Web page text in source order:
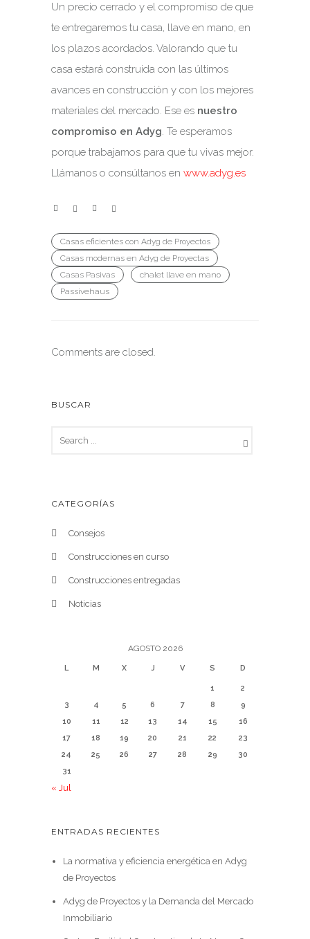
Un precio cerrado y el compromiso de que
te entregaremos tu casa, llave en mano, en
los plazos acordados. Valorando que tu
casa estará construida con las últimos
avances en construcción y con los mejores
materiales del mercado. Ese es nuestro
compromiso en Adyg. Te esperamos
porque trabajamos para que tu vivas mejor.
Llámanos o consúltanos en www.adyg.es
Casas eficientes con Adyg de Proyectos
Casas modernas en Adyg de Proyectas
Casas Pasivas
chalet llave en mano
Passivehaus
Comments are closed.
BUSCAR
CATEGORÍAS
Consejos
Construcciones en curso
Construcciones entregadas
Noticias
AGOSTO 2026
L M X J V S D
1
2
3
4 5 6 7 8
9
10
11 12 13 14 15
16
17
18 19 20 21 22
23
24
25 26 27 28 29
30
31
« Jul
ENTRADAS RECIENTES
La normativa y eficiencia energética en Adyg
de Proyectos
Adyg de Proyectos y la Demanda del Mercado
Inmobiliario